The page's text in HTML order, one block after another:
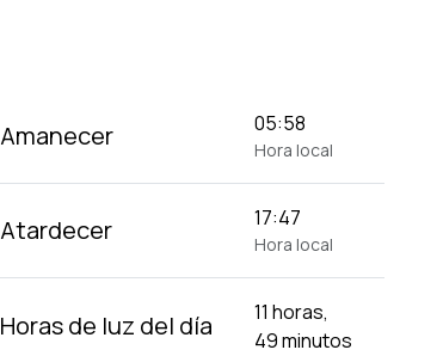
Amanecer 05:58
Hora local
Atardecer 17:47
Hora local
Horas de luz del día
11 horas,
49 minutos